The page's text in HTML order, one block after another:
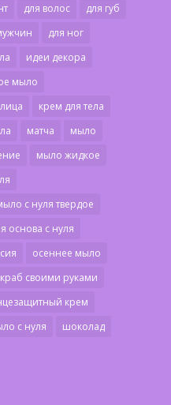
для волос
для губ
для ног
идеи декора
мыло
крем для тела
матча
мыло
мыло жидкое
с нуля твердое
основа с нуля
осеннее мыло
своими руками
крем
с нуля
шоколад